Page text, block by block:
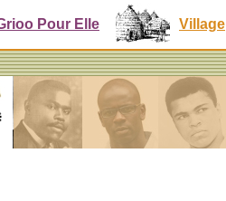
Pour Elle Village